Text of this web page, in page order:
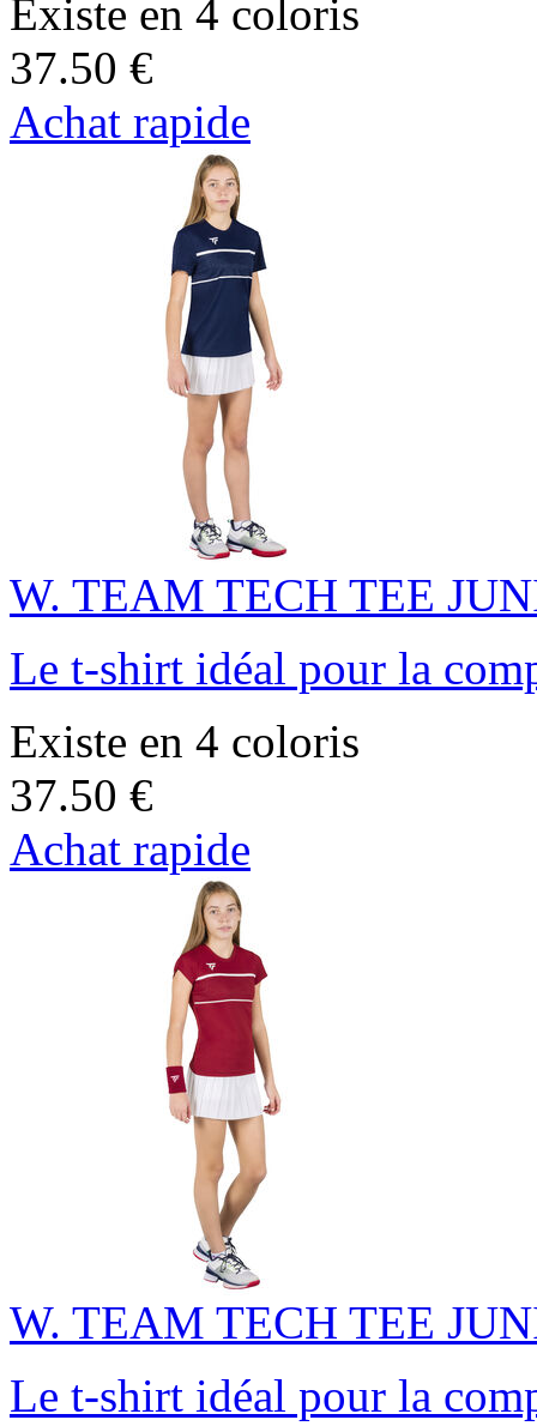
Existe en 4 coloris
37.50 €
Achat rapide
W. TEAM TECH TEE
Le t-shirt idéal pour la
Existe en 4 coloris
37.50 €
Achat rapide
W. TEAM TECH TEE
Le t-shirt idéal pour la